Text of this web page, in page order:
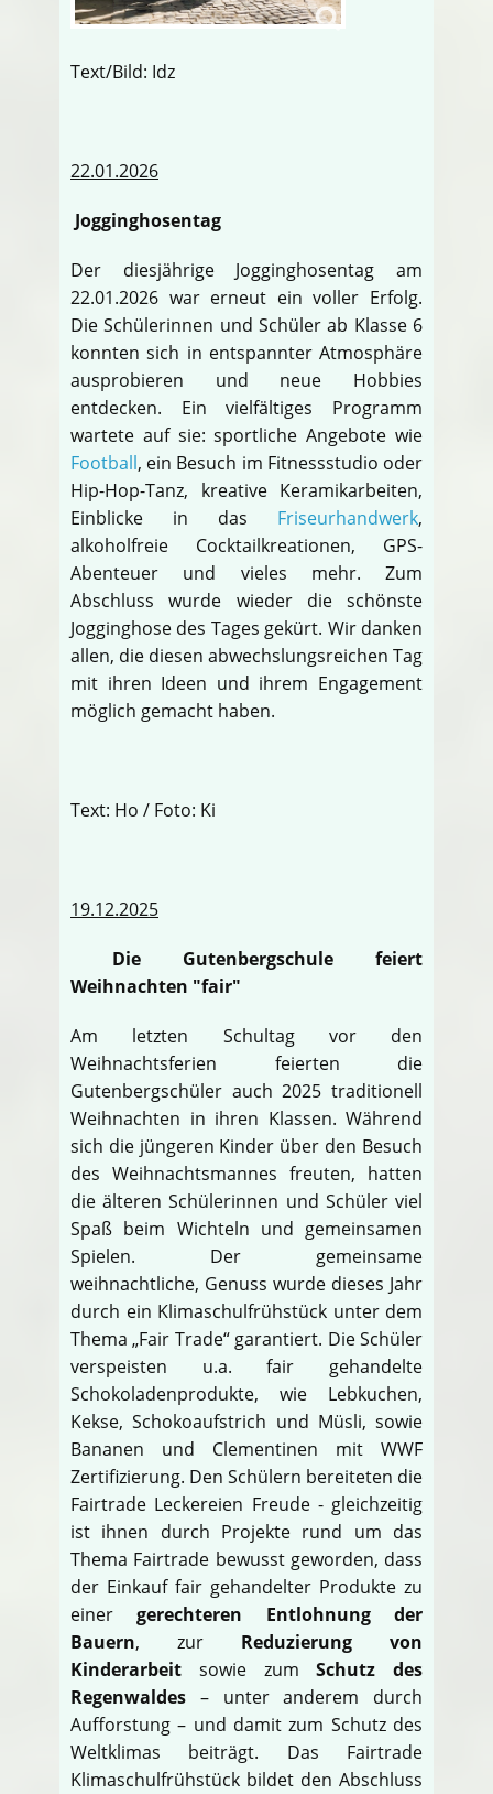
Text/Bild: Idz
22.01.2026
Jogginghosentag
Der diesjährige Jogginghosentag am
22.01.2026 war erneut ein voller Erfolg.
Die Schülerinnen und Schüler ab Klasse 6
konnten sich in entspannter Atmosphäre
ausprobieren und neue Hobbies
entdecken. Ein vielfältiges Programm
wartete auf sie: sportliche Angebote wie
Football, ein Besuch im Fitnessstudio oder
Hip-Hop-Tanz, kreative Keramikarbeiten,
Einblicke in das Friseurhandwerk,
alkoholfreie Cocktailkreationen, GPS-
Abenteuer und vieles mehr. Zum
Abschluss wurde wieder die schönste
Jogginghose des Tages gekürt. Wir danken
allen, die diesen abwechslungsreichen Tag
mit ihren Ideen und ihrem Engagement
möglich gemacht haben.
Text: Ho / Foto: Ki
19.12.2025
Die Gutenbergschule feiert
Weihnachten "fair"
Am letzten Schultag vor den
Weihnachtsferien feierten die
Gutenbergschüler auch 2025 traditionell
Weihnachten in ihren Klassen. Während
sich die jüngeren Kinder über den Besuch
des Weihnachtsmannes freuten, hatten
die älteren Schülerinnen und Schüler viel
Spaß beim Wichteln und gemeinsamen
Spielen. Der gemeinsame
weihnachtliche, Genuss wurde dieses Jahr
durch ein Klimaschulfrühstück unter dem
Thema „Fair Trade“ garantiert. Die Schüler
verspeisten u.a. fair gehandelte
Schokoladenprodukte, wie Lebkuchen,
Kekse, Schokoaufstrich und Müsli, sowie
Bananen und Clementinen mit WWF
Zertifizierung. Den Schülern bereiteten die
Fairtrade Leckereien Freude - gleichzeitig
ist ihnen durch Projekte rund um das
Thema Fairtrade bewusst geworden, dass
der Einkauf fair gehandelter Produkte zu
einergerechteren Entlohnung der
Bauern, zur Reduzierung von
Kinderarbeit sowie zumSchutz des
Regenwaldes – unter anderem durch
Aufforstung – und damit zum Schutz des
Weltklimas beiträgt. Das Fairtrade
Klimaschulfrühstück bildet den Abschluss